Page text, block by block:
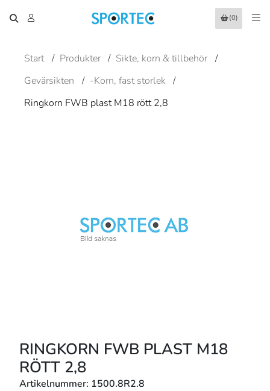
(0)
Start / Produkter / Sikte, korn & tillbehör /
Gevärsikten
/ -Korn, fast storlek
/
Ringkorn FWB plast M18 rött 2,8
RINGKORN FWB PLAST M18
RÖTT 2,8
Artikelnummer: 1500.8R2.8